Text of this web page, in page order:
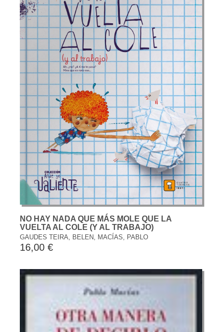
NO HAY NADA QUE MÁS MOLE QUE LA
VUELTA AL COLE (Y AL TRABAJO)
GAUDES TEIRA, BELEN, MACÍAS, PABLO
16,00 €